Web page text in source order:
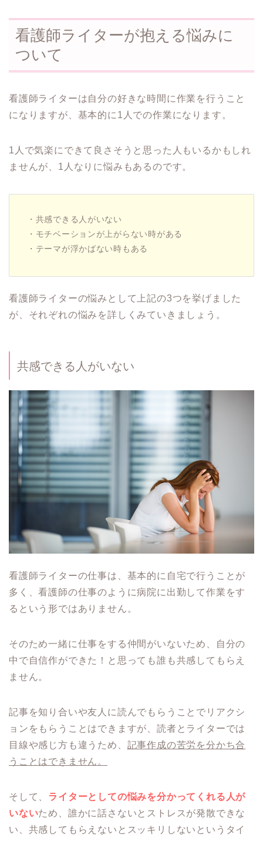
看護師ライターが抱える悩みに
ついて
看護師ライターは自分の好きな時間に作業を行うこと
になりますが、基本的に1人での作業になります。
1人で気楽にできて良さそうと思った人もいるかもしれ
ませんが、1人なりに悩みもあるのです。
・共感できる人がいない
・モチベーションが上がらない時がある
・テーマが浮かばない時もある
看護師ライターの悩みとして上記の3つを挙げました
が、それぞれの悩みを詳しくみていきましょう。
共感できる人がいない
看護師ライターの仕事は、基本的に自宅で行うことが
多く、看護師の仕事のように病院に出勤して作業をす
るという形ではありません。
そのため一緒に仕事をする仲間がいないため、自分の
中で自信作ができた！と思っても誰も共感してもらえ
ません。
記事を知り合いや友人に読んでもらうことでリアクシ
ョンをもらうことはできますが、読者とライターでは
目線や感じ方も違うため、 記事作成の苦労を分かち合
うことはできません。
そして、 ライターとしての悩みを分かってくれる人が
いないため、誰かに話さないとストレスが発散できな
い、共感してもらえないとスッキリしないというタイ